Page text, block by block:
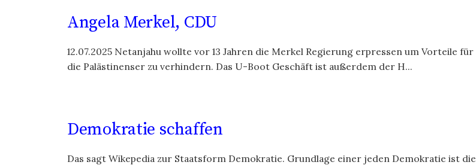
Angela Merkel, CDU
12.07.2025 Netanjahu wollte vor 13 Jahren die Merkel Regierung erpressen um Vorteile für
die Palästinenser zu verhindern. Das U-Boot Geschäft ist außerdem der H...
Demokratie schaffen
Das sagt Wikepedia zur Staatsform Demokratie. Grundlage einer jeden Demokratie ist die